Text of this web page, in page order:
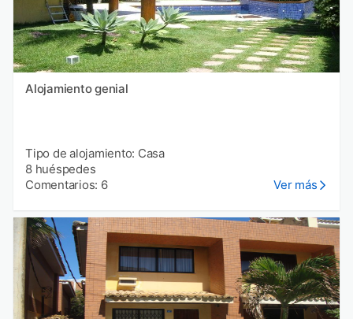
Alojamiento genial
Tipo de alojamiento: Casa
8 huéspedes
Comentarios: 6
Ver más